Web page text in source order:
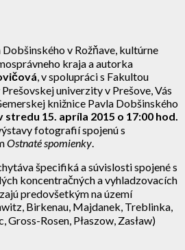
v Rožňave, kultúrne
kraja a autorka
, v spolupráci s Fakultou
univerzity v Prešove, Vás
knižnice Pavla Dobšinského
stredu 15. apríla 2015 o 17:00 hod.
fotografií spojenú s
Ostnaté spomienky
špecifiká a súvislosti spojené s
koncentračných a vyhladzovacích
predovšetkým na území
Birkenau, Majdanek, Treblinka,
Gross-Rosen, Płaszow, Zasław)